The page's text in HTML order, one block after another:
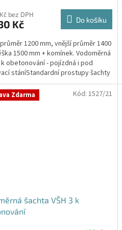
bez DPH
Kč Do košíku
1200 mm, vnější průměr 1400
1500 mm + komínek. Vodoměrná
obetonování - pojízdná i pod
stáníStandardní prostupy šachty
na...
Zdarma
šachta VŠH 3 k
Kód: 1527/21